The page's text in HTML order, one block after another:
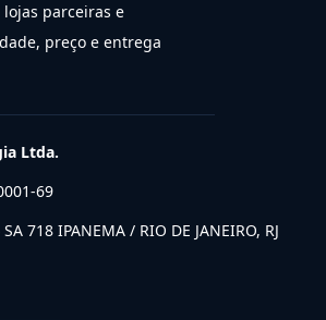
parceiras e
preço e entrega
Ltda.
69
718 IPANEMA / RIO DE JANEIRO, RJ